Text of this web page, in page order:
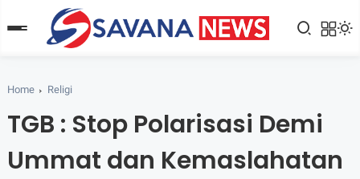
Home Religi
TGB : Stop Polarisasi Demi
Ummat dan Kemaslahatan